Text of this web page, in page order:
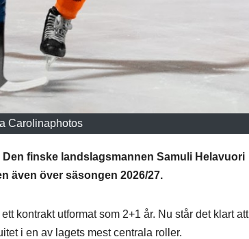
Carolinaphotos
finske landslagsmannen Samuli Helavuori
även över säsongen 2026/27.
kontrakt utformat som 2+1 år. Nu står det klart att
i en av lagets mest centrala roller.